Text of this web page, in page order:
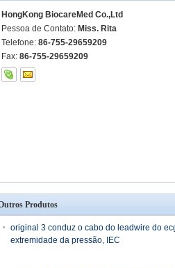
HongKong BiocareMed Co.,Ltd
Pessoa de Contato: Miss. Rita
Telefone: 86-755-29659209
Fax: 86-755-29659209
Produtos
original 3 conduz o cabo do leadwire do
extremidade da pressão, IEC